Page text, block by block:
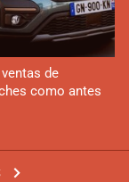
de
como antes